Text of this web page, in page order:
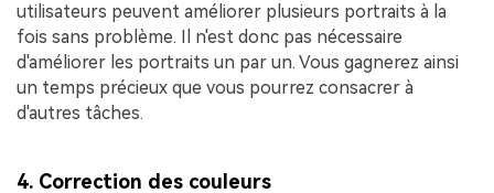
utilisateurs peuvent améliorer plusieurs portraits à la
fois sans problème. Il n'est donc pas nécessaire
d'améliorer les portraits un par un. Vous gagnerez ainsi
un temps précieux que vous pourrez consacrer à
d'autres tâches.
4. Correction des couleurs